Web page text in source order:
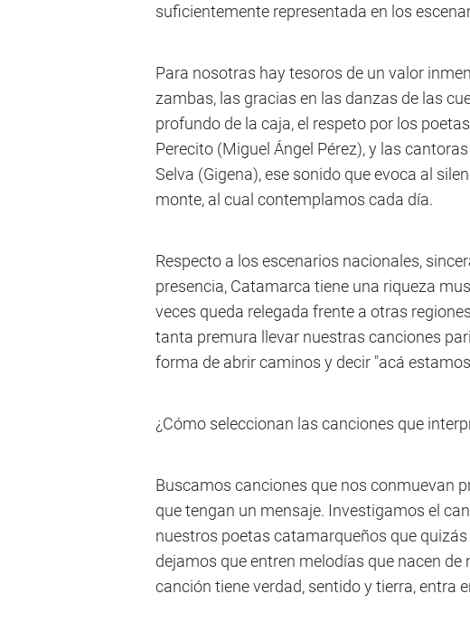
suficientemente representada en los
Para nosotras hay tesoros de un valor
zambas, las gracias en las danzas de las
profundo de la caja, el respeto por los
Perecito (Miguel Ángel Pérez), y las
Selva (Gigena), ese sonido que evoca al
monte, al cual contemplamos cada día.
Respecto a los escenarios nacionales,
presencia, Catamarca tiene una riqueza
veces queda relegada frente a otras
tanta premura llevar nuestras canciones
forma de abrir caminos y decir "acá
¿Cómo seleccionan las canciones que
Buscamos canciones que nos conmuevan
que tengan un mensaje. Investigamos el
nuestros poetas catamarqueños que
dejamos que entren melodías que nacen
canción tiene verdad, sentido y tierra, entra